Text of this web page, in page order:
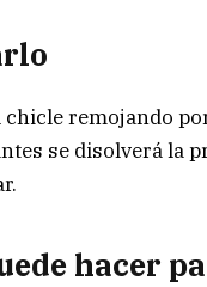
chicle remojando
se disolverá la
hacer